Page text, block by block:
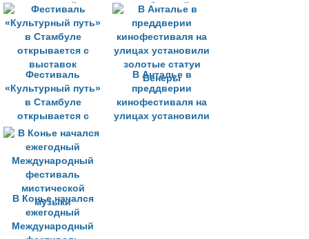
роль в российском
фильме
любителей
искусства
Фестиваль
«Культурный путь»
в Стамбуле
открывается с
выставок
В Анталье в
преддверии
кинофестиваля на
улицах установили
В Конье начался
ежегодный
Международный